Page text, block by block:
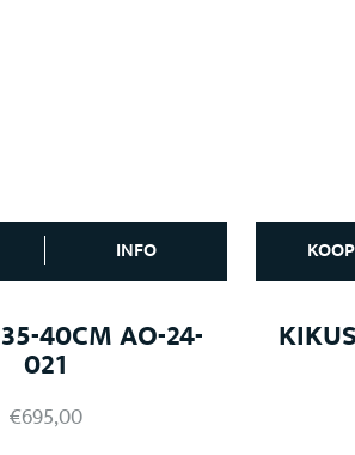
INFO
40CM AO-24-
021
€695,00